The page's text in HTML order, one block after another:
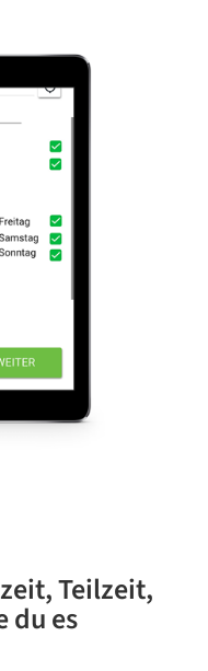
Teilzeit,
du es